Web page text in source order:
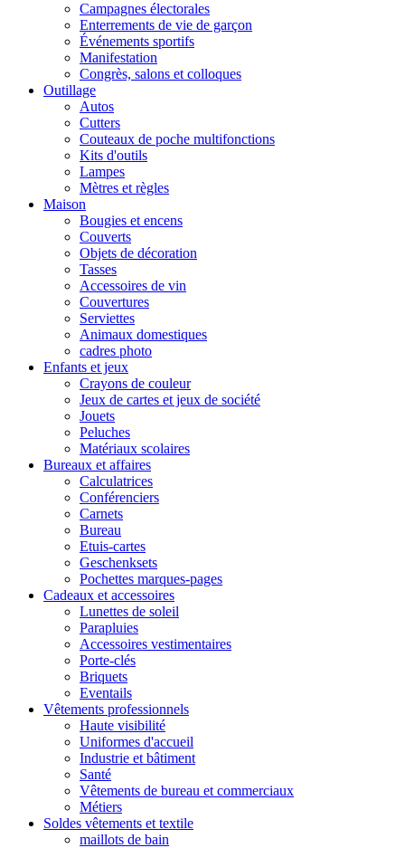
Campagnes électorales
Enterrements de vie de garçon
Événements sportifs
Manifestation
Congrès, salons et colloques
Outillage
Autos
Cutters
Couteaux de poche multifonctions
Kits d'outils
Lampes
Mètres et règles
Maison
Bougies et encens
Couverts
Objets de décoration
Tasses
Accessoires de vin
Couvertures
Serviettes
Animaux domestiques
cadres photo
Enfants et jeux
Crayons de couleur
Jeux de cartes et jeux de société
Jouets
Peluches
Matériaux scolaires
Bureaux et affaires
Calculatrices
Conférenciers
Carnets
Bureau
Etuis-cartes
Geschenksets
Pochettes marques-pages
Cadeaux et accessoires
Lunettes de soleil
Parapluies
Accessoires vestimentaires
Porte-clés
Briquets
Eventails
Vêtements professionnels
Haute visibilité
Uniformes d'accueil
Industrie et bâtiment
Santé
Vêtements de bureau et commerciaux
Métiers
Soldes vêtements et textile
maillots de bain